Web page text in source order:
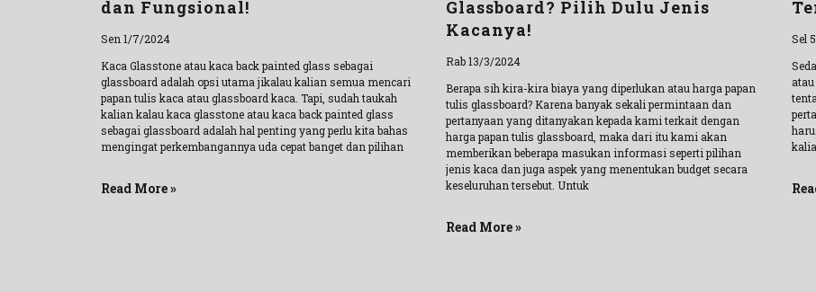
dan Fungsional!
Sen 1/7/2024
Kaca Glasstone atau kaca back painted glass sebagai
glassboard adalah opsi utama jikalau kalian semua mencari
papan tulis kaca atau glassboard kaca. Tapi, sudah taukah
kalian kalau kaca glasstone atau kaca back painted glass
sebagai glassboard adalah hal penting yang perlu kita bahas
mengingat perkembangannya uda cepat banget dan pilihan
Read More »
Glassboard? Pilih Dulu Jenis
Kacanya!
Rab 13/3/2024
Berapa sih kira-kira biaya yang diperlukan atau harga papan
tulis glassboard? Karena banyak sekali permintaan dan
pertanyaan yang ditanyakan kepada kami terkait dengan
harga papan tulis glassboard, maka dari itu kami akan
memberikan beberapa masukan informasi seperti pilihan
jenis kaca dan juga aspek yang menentukan budget secara
keseluruhan tersebut. Untuk
Read More »
Sel